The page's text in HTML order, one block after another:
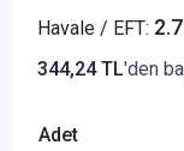
Havale / EFT:
344,24 TL'den
Adet